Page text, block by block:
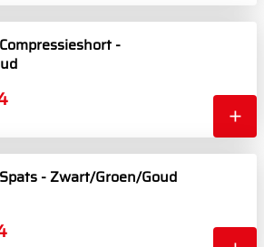
-
- Zwart/Groen/Goud